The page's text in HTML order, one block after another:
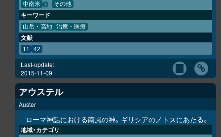
中南米 その他
キーワード
山岳・高地 治癒・医療
文献
11 42
Last-update:
2015-11-09
アウステル
Auster
ローマ神話における南風の神。ギリシアのノトスにあたる。
地域・カテゴリ